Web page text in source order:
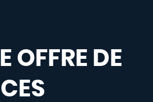
OFFRE DE